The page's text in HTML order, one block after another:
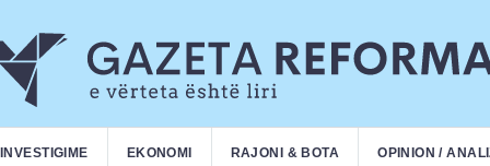
INVESTIGIME EKONOMI RAJONI & BOTA OPINION /